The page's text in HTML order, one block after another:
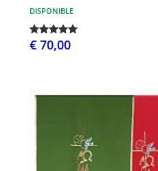
DISPONIBLE
€ 70,00